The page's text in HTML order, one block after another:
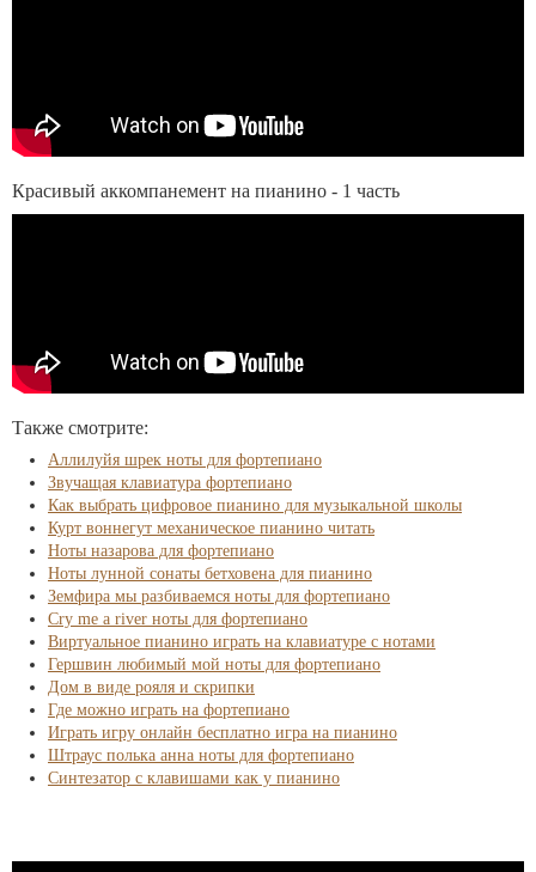
Красивый аккомпанемент на пианино - 1 часть
Также смотрите:
Аллилуйя шрек ноты для фортепиано
Звучащая клавиатура фортепиано
Как выбрать цифровое пианино для музыкальной школы
Курт воннегут механическое пианино читать
Ноты назарова для фортепиано
Ноты лунной сонаты бетховена для пианино
Земфира мы разбиваемся ноты для фортепиано
Cry me a river ноты для фортепиано
Виртуальное пианино играть на клавиатуре с нотами
Гершвин любимый мой ноты для фортепиано
Дом в виде рояля и скрипки
Где можно играть на фортепиано
Играть игру онлайн бесплатно игра на пианино
Штраус полька анна ноты для фортепиано
Синтезатор с клавишами как у пианино